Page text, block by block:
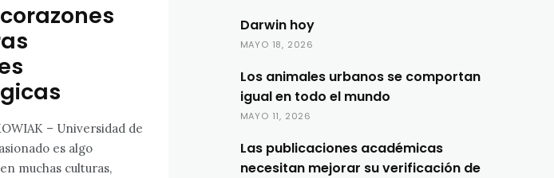
– Universidad de
muchas culturas,
Darwin hoy
MAYO 18, 2026
Los animales urbanos se comportan
igual en todo el mundo
MAYO 11, 2026
Las publicaciones académicas
necesitan mejorar su verificación de